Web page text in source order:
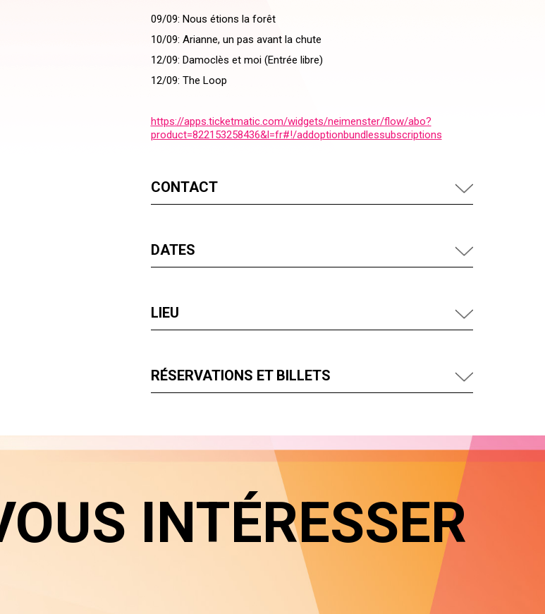
09/09: Nous étions la forêt
10/09: Arianne, un pas avant la chute
12/09: Damoclès et moi (Entrée libre)
12/09: The Loop
https://apps.ticketmatic.com/widgets/neimenster/flow/abo?
product=822153258436&l=fr#!/addoptionbundlessubscriptions
CONTACT
DATES
LIEU
RÉSERVATIONS ET BILLETS
INTÉRESSER